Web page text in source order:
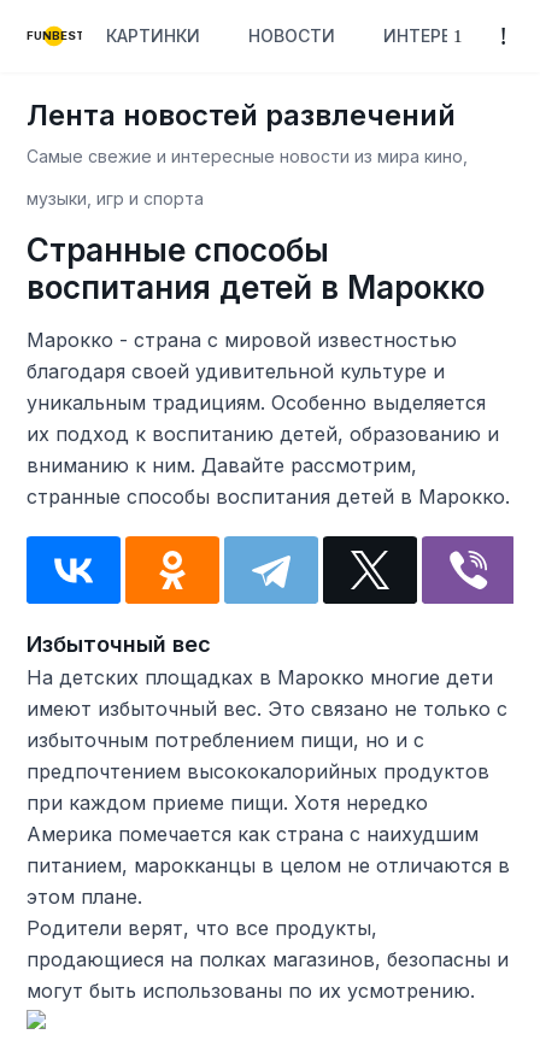
FUNBEST КАРТИНКИ НОВОСТИ ИНТЕРЕСНОЕ
Лента новостей развлечений
Самые свежие и интересные новости из мира кино,
музыки, игр и спорта
Странные способы
воспитания детей в Марокко
Марокко - страна с мировой известностью
благодаря своей удивительной культуре и
уникальным традициям. Особенно выделяется
их подход к воспитанию детей, образованию и
вниманию к ним. Давайте рассмотрим,
странные способы воспитания детей в Марокко.
Избыточный вес
На детских площадках в Марокко многие дети
имеют избыточный вес. Это связано не только с
избыточным потреблением пищи, но и с
предпочтением высококалорийных продуктов
при каждом приеме пищи. Хотя нередко
Америка помечается как страна с наихудшим
питанием, марокканцы в целом не отличаются в
этом плане.
Родители верят, что все продукты,
продающиеся на полках магазинов, безопасны и
могут быть использованы по их усмотрению.